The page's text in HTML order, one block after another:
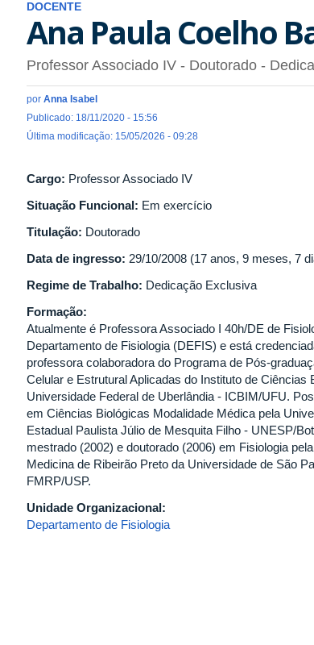
DOCENTE
Ana Paula Coelho
Professor Associado IV - Doutorado -
por Anna Isabel
Publicado: 18/11/2020 - 15:56
Última modificação: 15/05/2026 - 09:28
Cargo: Professor Associado IV
Situação Funcional: Em exercício
Titulação: Doutorado
Data de ingresso: 29/10/2008 (17 anos, 9 meses, 7
Regime de Trabalho: Dedicação Exclusiva
Formação:
Atualmente é Professora Associado I 40h/DE de
Departamento de Fisiologia (DEFIS) e está
professora colaboradora do Programa de Pós-
Celular e Estrutural Aplicadas do Instituto de Ciências
Universidade Federal de Uberlândia - ICBIM/UFU.
em Ciências Biológicas Modalidade Médica pela
Estadual Paulista Júlio de Mesquita Filho - UNESP/
mestrado (2002) e doutorado (2006) em Fisiologia
Medicina de Ribeirão Preto da Universidade de São
FMRP/USP.
Unidade Organizacional:
Departamento de Fisiologia